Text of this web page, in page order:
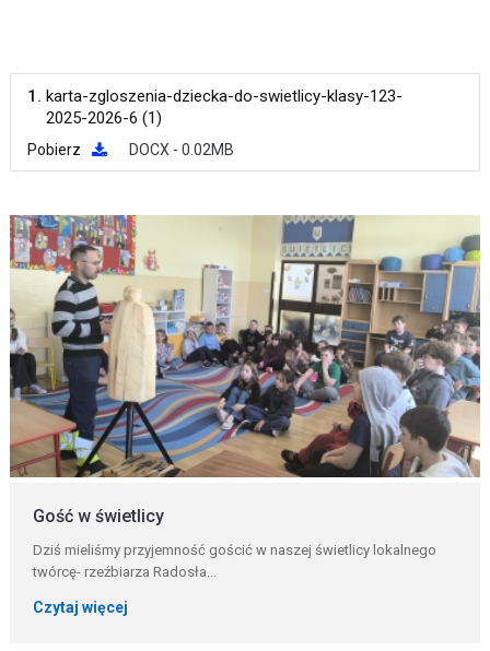
1. karta-zgloszenia-dziecka-do-swietlicy-klasy-123-
2025-2026-6 (1)
Pobierz DOCX - 0.02MB
Gość w świetlicy
Dziś mieliśmy przyjemność gościć w naszej świetlicy lokalnego
twórcę- rzeźbiarza Radosła...
Czytaj więcej